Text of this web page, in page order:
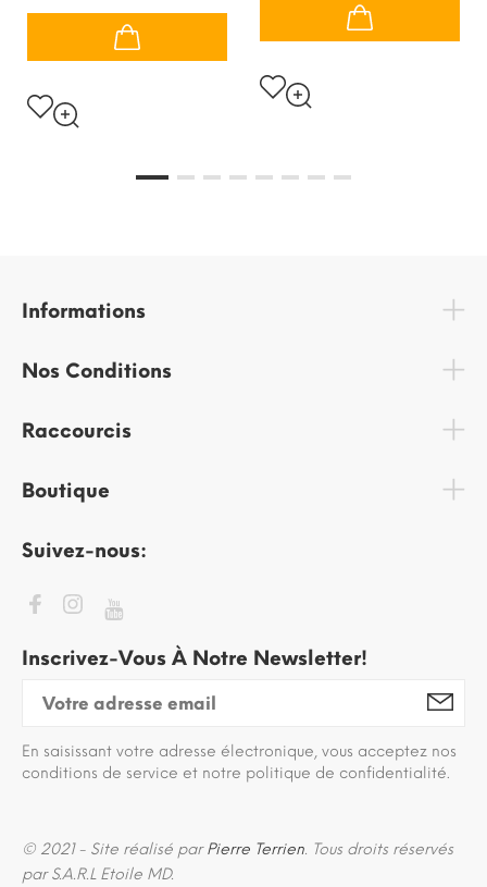
Informations
Nos Conditions
Raccourcis
Boutique
Suivez-nous:
Inscrivez-Vous À Notre Newsletter!
En saisissant votre adresse électronique, vous acceptez nos
conditions de service et notre politique de confidentialité.
© 2021 - Site réalisé parPierre Terrien. Tous droits réservés
par S.A.R.L Etoile MD.